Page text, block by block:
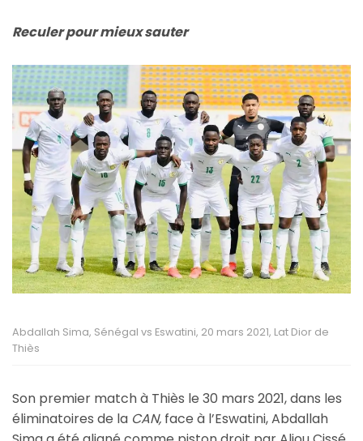
Reculer pour mieux sauter
Abdallah Sima, Sénégal vs Eswatini, 20 mars 2021, Lat Dior de
Thiès
Son premier match à Thiès le 30 mars 2021, dans les
éliminatoires de la CAN, face à l’Eswatini, Abdallah